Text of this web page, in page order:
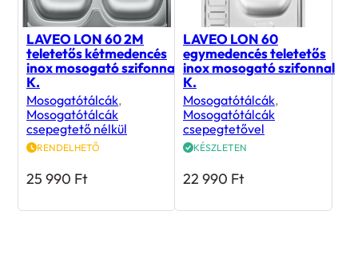
LAVEO LON 60 2M
teletetős kétmedencés
inox mosogató szifonnal
K.
Mosogatótálcák,
Mosogatótálcák
csepegtető nélkül
RENDELHETŐ
25 990 Ft
LAVEO LON 60
egymedencés teletetős
inox mosogató szifonnal
K.
Mosogatótálcák,
Mosogatótálcák
csepegtetővel
KÉSZLETEN
22 990 Ft